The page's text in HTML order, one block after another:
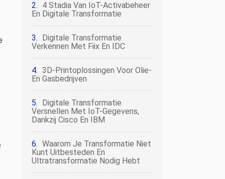
4 Stadia Van IoT-Activabeheer
En Digitale Transformatie
Digitale Transformatie
Verkennen Met Fiix En IDC
3D-Printoplossingen Voor Olie-
En Gasbedrijven
Digitale Transformatie
Versnellen Met IoT-Gegevens,
Dankzij Cisco En IBM
Waarom Je Transformatie Niet
Kunt Uitbesteden En
Ultratransformatie Nodig Hebt